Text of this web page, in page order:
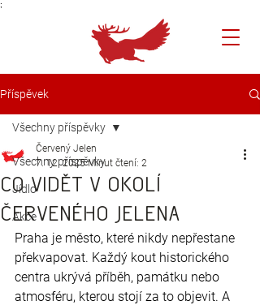
;
Příspěvek
Všechny příspěvky
Jídlo
Akce
Všechny příspěvky
Co vidět v okolí
Červeného Jelena
Červený Jelen
7. 12. 2025 Minut čtení: 2
Praha je město, které nikdy nepřestane
překvapovat. Každý kout historického
centra ukrývá příběh, památku nebo
atmosféru, kterou stojí za to objevit. A